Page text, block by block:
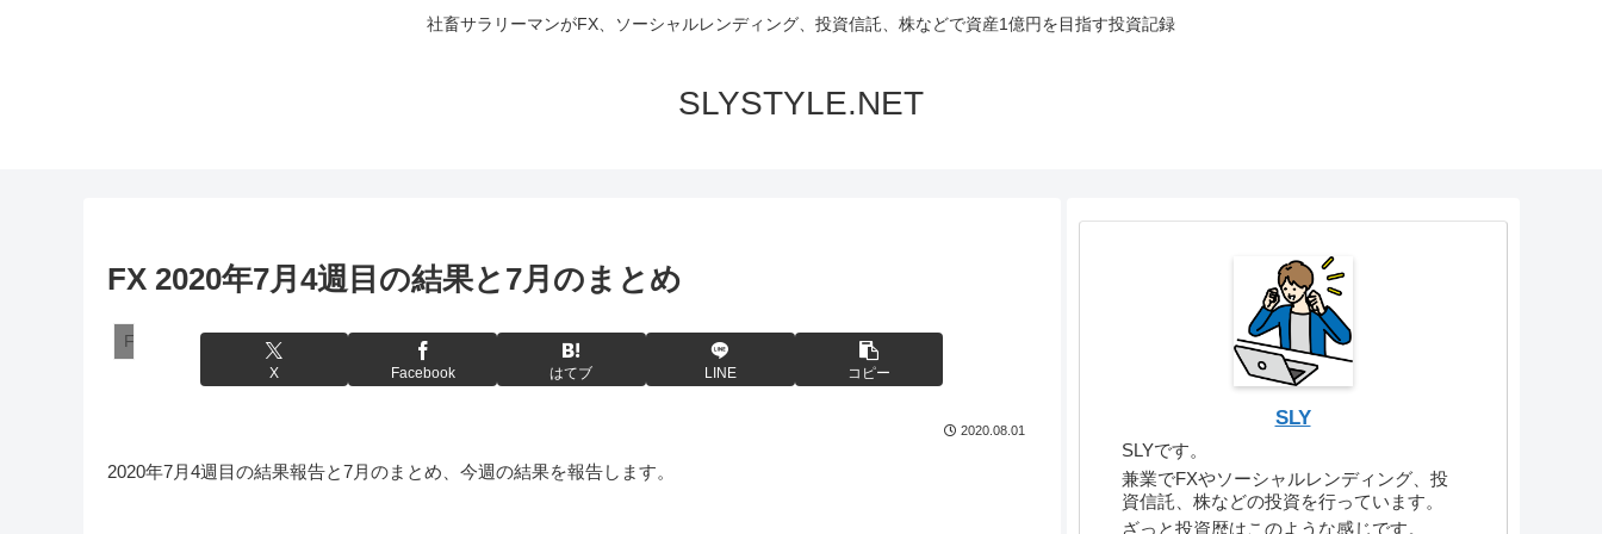
社畜サラリーマンがFX、ソーシャルレンディング、投資信託、株などで資産1億円を目指す投資記録
SLYSTYLE.NET
FX 2020年7月4週目の結果と7月のまとめ
FXシステムトレード
X Facebook はてブ LINE コピー
2020.08.01
2020年7月4週目の結果報告と7月のまとめ、今週の結果を報告します。
SLY
SLYです。
兼業でFXやソーシャルレンディング、投
資信託、株などの投資を行っています。
ざっと投資歴はこのような感じです。